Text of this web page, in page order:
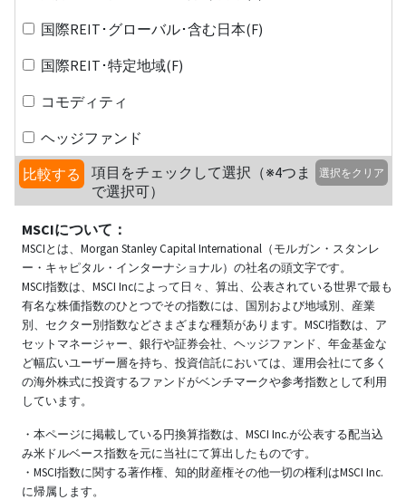
国際REIT･グローバル･含む日本(F)
国際REIT･特定地域(F)
コモディティ
ヘッジファンド
比較する
項目をチェックして選択（※4つま
で選択可）
選択をクリア
MSCIについて：
MSCIとは、Morgan Stanley Capital International（モルガン・スタンレ
ー・キャピタル・インターナショナル）の社名の頭文字です。
MSCI指数は、MSCI Incによって日々、算出、公表されている世界で最も
有名な株価指数のひとつでその指数には、国別および地域別、産業
別、セクター別指数などさまざまな種類があります。MSCI指数は、ア
セットマネージャー、銀行や証券会社、ヘッジファンド、年金基金な
ど幅広いユーザー層を持ち、投資信託においては、運用会社にて多く
の海外株式に投資するファンドがベンチマークや参考指数として利用
しています。
・本ページに掲載している円換算指数は、MSCI Inc.が公表する配当込
み米ドルベース指数を元に当社にて算出したものです。
・MSCI指数に関する著作権、知的財産権その他一切の権利はMSCI Inc.
に帰属します。